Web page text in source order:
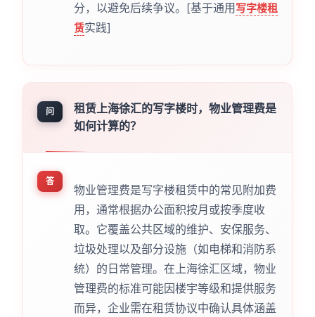
分，以避免后续争议。[基于通用 写字楼租
赁实践]
问
租赁上海徐汇的写字楼时，物业管理费是
如何计算的？
答
物业管理费是写字楼租赁中的常见附加费
用，通常根据办公面积按月或按季度收
取。它覆盖公共区域的维护、安保服务、
垃圾处理以及部分设施（如电梯和消防系
统）的日常管理。在上海徐汇区域，物业
管理费的标准可能因楼宇等级和提供服务
而异，企业需在租赁协议中确认具体涵盖